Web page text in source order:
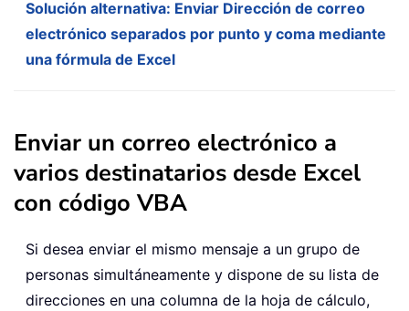
Solución alternativa: Enviar Dirección de correo
electrónico separados por punto y coma mediante
una fórmula de Excel
Enviar un correo electrónico a
varios destinatarios desde Excel
con código VBA
Si desea enviar el mismo mensaje a un grupo de
personas simultáneamente y dispone de su lista de
direcciones en una columna de la hoja de cálculo,